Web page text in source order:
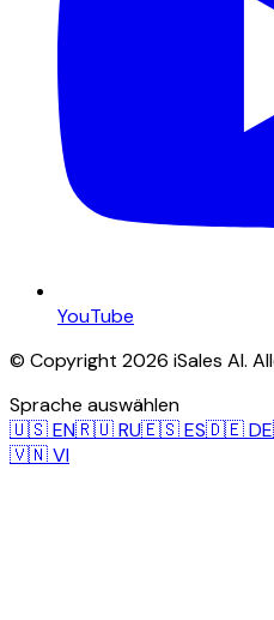
YouTube
© Copyright 2026 iSales AI.
Sprache auswählen
🇺🇸EN🇷🇺RU🇪🇸ES🇩🇪DE
🇻🇳VI